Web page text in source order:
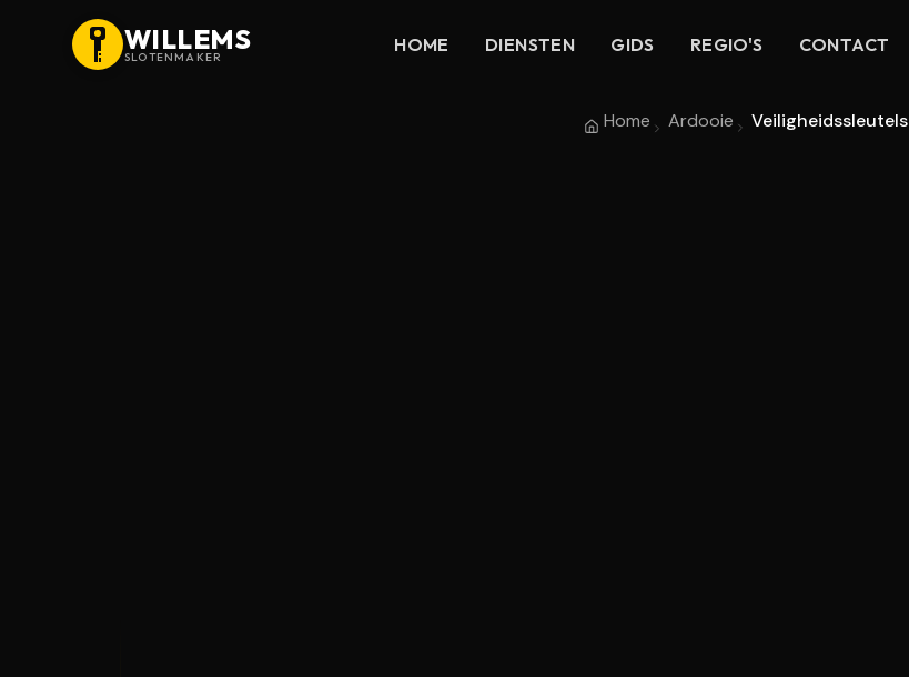
WILLEMS
SLOTENMAKER
HOME DIENSTEN GIDS REGIO'S CONTACT
Home Ardooie Veiligheidssleutels